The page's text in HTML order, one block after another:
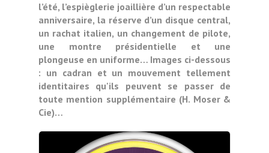
l’été, l’espièglerie joaillière d’un respectable
anniversaire, la réserve d’un disque central,
un rachat italien, un changement de pilote,
une montre présidentielle et une
plongeuse en uniforme… Images ci-dessous
: un cadran et un mouvement tellement
identitaires qu'ils peuvent se passer de
toute mention supplémentaire (H. Moser &
Cie)…